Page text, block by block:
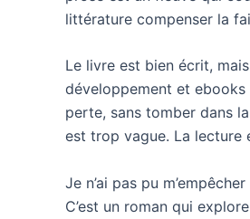
littérature compenser la
Le livre est bien écrit,
développement et ebooks
perte, sans tomber dans
est trop vague. La lecture
Je n’ai pas pu
C’est un roman qui